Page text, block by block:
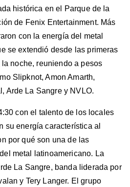
histórica en el Parque de la
de Fenix Entertainment. Más
con la energía del metal
se extendió desde las primeras
noche, reuniendo a pesos
Slipknot, Amon Amarth,
Arde La Sangre y NVLO.
con el talento de los locales
su energía característica al
por qué son una de las
metal latinoamericano. La
La Sangre, banda liderada por
y Tery Langer. El grupo